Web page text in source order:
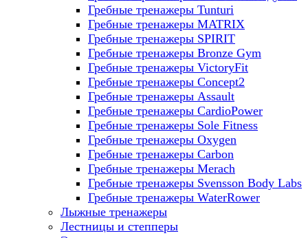
Гребные тренажеры Tunturi
Гребные тренажеры MATRIX
Гребные тренажеры SPIRIT
Гребные тренажеры Bronze Gym
Гребные тренажеры VictoryFit
Гребные тренажеры Concept2
Гребные тренажеры Assault
Гребные тренажеры CardioPower
Гребные тренажеры Sole Fitness
Гребные тренажеры Oxygen
Гребные тренажеры Carbon
Гребные тренажеры Merach
Гребные тренажеры Svensson Body Labs
Гребные тренажеры WaterRower
Лыжные тренажеры
Лестницы и степперы